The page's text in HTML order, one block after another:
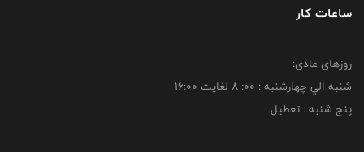
ساعات کار
روزهای عادی:
شنبه الي چهارشنبه : 00: 8 لغايت 16:00
پنج شنبه : تعطیل